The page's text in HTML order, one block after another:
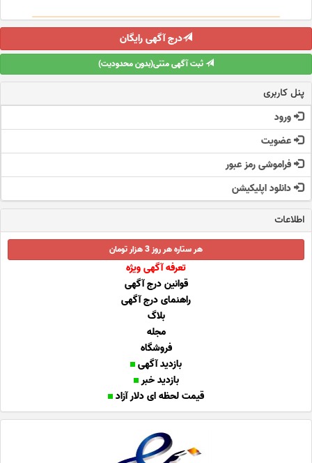
درج آگهی رایگان
ثبت آگهی متنی(بدون محدودیت)
پنل کاربری
ورود
عضویت
فراموشی رمز عبور
دانلود اپلیکیشن
اطلاعات
هر ستاره هر روز 3 هزار تومان
تعرفه آگهی ویژه
قوانین درج آگهی
راهنمای درج آگهی
بلاگ
مجله
فروشگاه
بازدید آگهی
بازدید خبر
قیمت لحظه ای دلار آزاد